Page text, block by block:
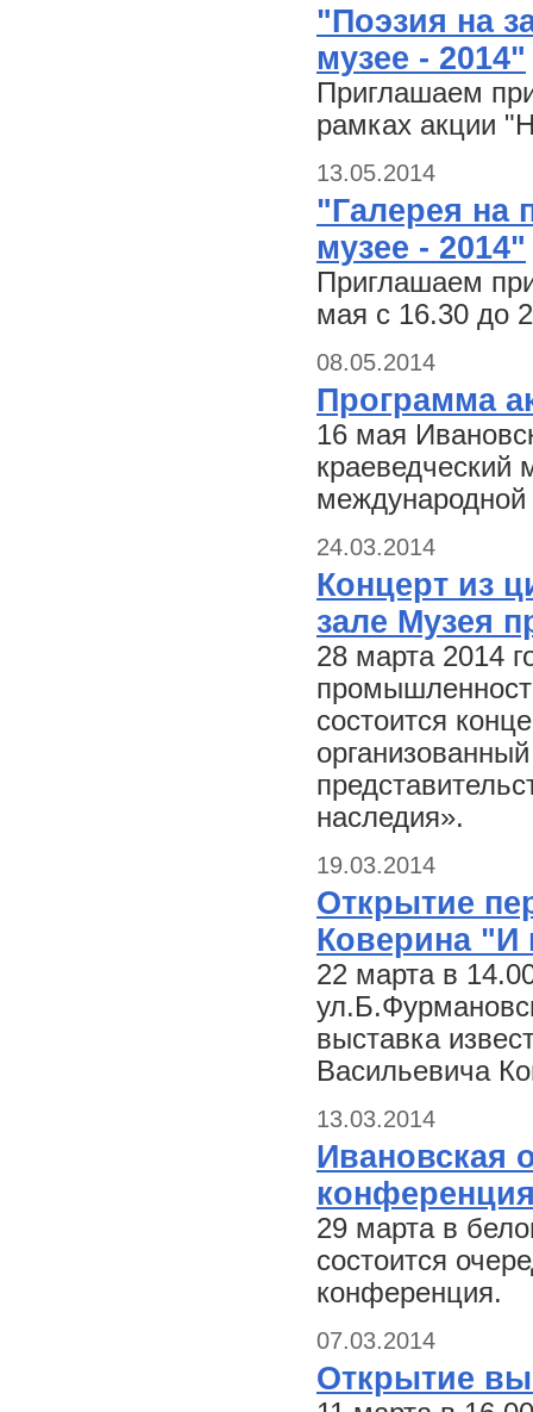
"Поэзия на
музее - 2014"
Приглашаем
рамках акции
13.05.2014
"Галерея на
музее - 2014"
Приглашаем
мая с 16.30 до
08.05.2014
Программа
16 мая
краеведческий
24.03.2014
Концерт из
зале Музея
28 марта 2014
состоится
наследия».
19.03.2014
Открытие
Коверина "И
22 марта в
выставка
Васильевича
13.03.2014
Ивановская
29 марта в
состоится
конференция.
07.03.2014
Открытие